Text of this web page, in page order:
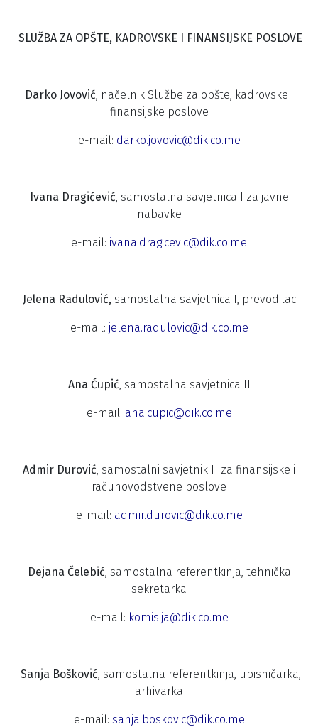
SLUŽBA ZA OPŠTE, KADROVSKE I FINANSIJSKE POSLOVE
Darko Jovović, načelnik Službe za opšte, kadrovske i
finansijske poslove
e-mail: darko.jovovic@dik.co.me
Ivana Dragićević, samostalna savjetnica I za javne
nabavke
e-mail: ivana.dragicevic@dik.co.me
Jelena Radulović, samostalna savjetnica I, prevodilac
e-mail: jelena.radulovic@dik.co.me
Ana Ćupić, samostalna savjetnica II
e-mail: ana.cupic@dik.co.me
Admir Durović, samostalni savjetnik II za finansijske i
računovodstvene poslove
e-mail: admir.durovic@dik.co.me
Dejana Čelebić, samostalna referentkinja, tehnička
sekretarka
e-mail: komisija@dik.co.me
Sanja Bošković, samostalna referentkinja, upisničarka,
arhivarka
e-mail: sanja.boskovic@dik.co.me